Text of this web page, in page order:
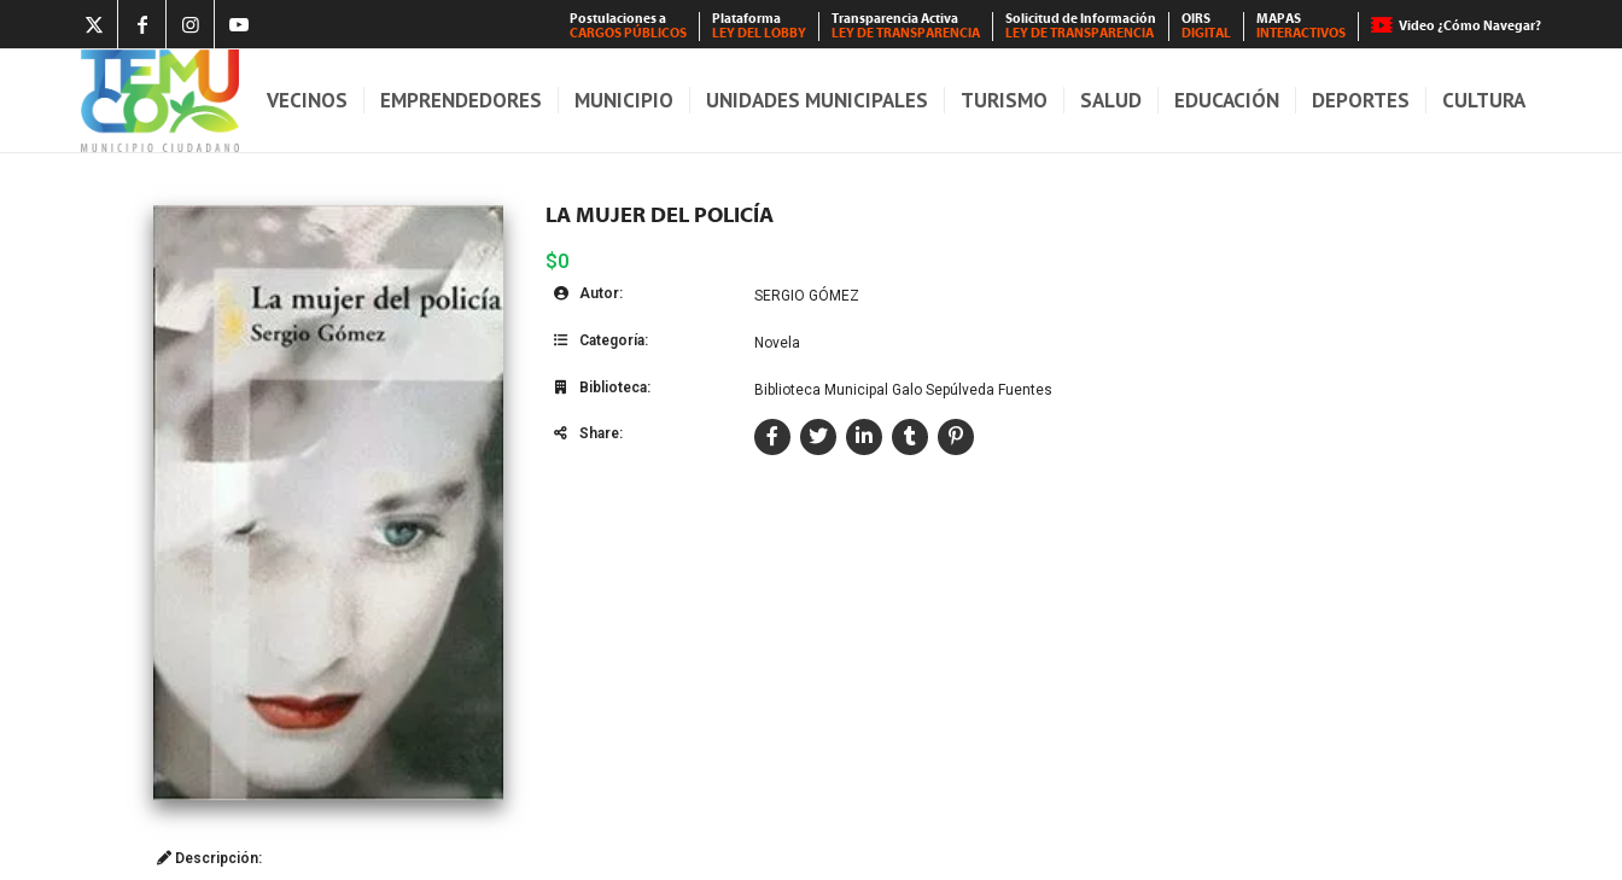
Postulaciones a
CARGOS PÚBLICOS
Plataforma
LEY DEL LOBBY
Transparencia Activa
LEY DE TRANSPARENCIA
Solicitud de Información
LEY DE TRANSPARENCIA
OIRS
DIGITAL
MAPAS
INTERACTIVOS
Video ¿Cómo Navegar?
VECINOS EMPRENDEDORES MUNICIPIO UNIDADES MUNICIPALES TURISMO SALUD EDUCACIÓN DEPORTES CULTURA
LA MUJER DEL POLICÍA
$0
Autor: SERGIO GÓMEZ
Categoría: Novela
Biblioteca: Biblioteca Municipal Galo Sepúlveda Fuentes
Share:
Descripción: